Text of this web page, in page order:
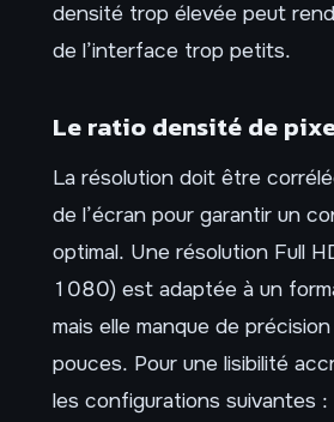
densité trop élevée peut
de l’interface trop petits.
Le ratio densité de
La résolution doit être
de l’écran pour garantir un
optimal. Une résolution Full
1080) est adaptée à un
mais elle manque de
pouces. Pour une lisibilité
les configurations suivantes :